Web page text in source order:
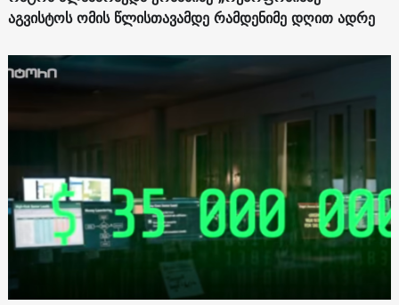
აგვისტოს ომის წლისთავამდე რამდენიმე დღით ადრე